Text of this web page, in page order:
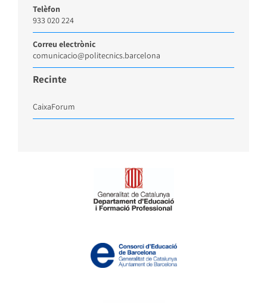
Recinte
CaixaForum
Telèfon
933 020 224
Correu electrònic
comunicacio@politecnics.barcelona